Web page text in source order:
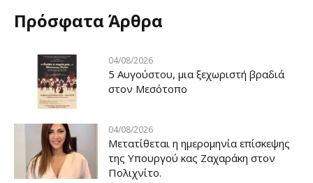
Πρόσφατα Άρθρα
04/08/2026
5 Αυγούστου, μια ξεχωριστή βραδιά
στον Μεσότοπο
04/08/2026
Μετατίθεται η ημερομηνία επίσκεψης
της Υπουργού κας Ζαχαράκη στον
Πολιχνίτο.